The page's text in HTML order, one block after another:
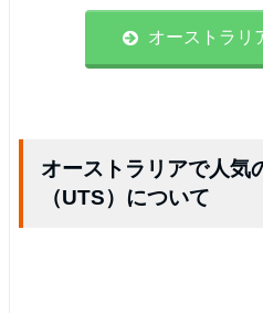
オーストラリ
オーストラリアで人気
（UTS）について